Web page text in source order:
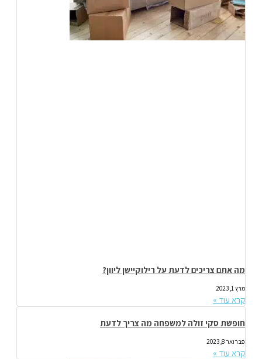
מה אתם צריכים לדעת על רילוקיישן ליוון?
מרץ 1, 2023
קרא עוד »
חופשת סקי זולה למשפחה מה צריך לדעת
פברואר 8, 2023
קרא עוד »